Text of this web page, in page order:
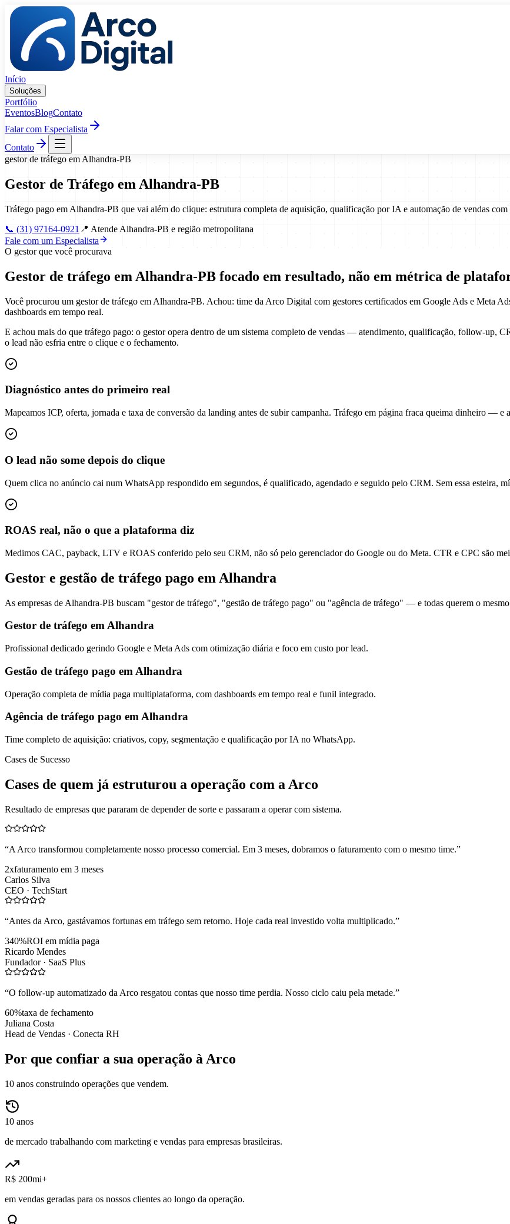
Pular para o conteúdo
Início
Soluções
Portfólio
EventosBlogContato
Falar com Especialista
Contato
gestor de tráfego em Alhandra-PB
Gestor de Tráfego em Alhandra-PB
Tráfego pago em Alhandra-PB que vai além do clique: estrutura completa de aquisição, qualificação por IA e automação de vendas
📞 (31) 97164-0921 📍 Atende Alhandra-PB e região metropolitana
Fale com um Especialista
O gestor que você procurava
Gestor de tráfego em Alhandra-PB focado em resultado, não em métrica de
Você procurou um gestor de tráfego em Alhandra-PB. Achou: time da Arco Digital com gestores certificados em Google Ads e Meta
dashboards em tempo real.
E achou mais do que tráfego pago: o gestor opera dentro de um sistema completo de vendas — atendimento, qualificação, follow-up,
o lead não esfria entre o clique e o fechamento.
Diagnóstico antes do primeiro real
Mapeamos ICP, oferta, jornada e taxa de conversão da landing antes de subir campanha. Tráfego em página fraca queima dinheiro — e
O lead não some depois do clique
Quem clica no anúncio cai num WhatsApp respondido em segundos, é qualificado, agendado e seguido pelo CRM. Sem essa esteira,
ROAS real, não o que a plataforma diz
Medimos CAC, payback, LTV e ROAS conferido pelo seu CRM, não só pelo gerenciador do Google ou do Meta. CTR e CPC são
Gestor e gestão de tráfego pago em Alhandra
As empresas de Alhandra-PB buscam "gestor de tráfego", "gestão de tráfego pago" ou "agência de tráfego" — e todas querem o
Gestor de tráfego em Alhandra
Profissional dedicado gerindo Google e Meta Ads com otimização diária e foco em custo por lead.
Gestão de tráfego pago em Alhandra
Operação completa de mídia paga multiplataforma, com dashboards em tempo real e funil integrado.
Agência de tráfego pago em Alhandra
Time completo de aquisição: criativos, copy, segmentação e qualificação por IA no WhatsApp.
Cases de Sucesso
Cases de quem já estruturou a operação com a Arco
Resultado de empresas que pararam de depender de sorte e passaram a operar com sistema.
“A Arco transformou completamente nosso processo comercial. Em 3 meses, dobramos o faturamento com o mesmo time.”
2xfaturamento em 3 meses
Carlos Silva
CEO · TechStart
“Antes da Arco, gastávamos fortunas em tráfego sem retorno. Hoje cada real investido volta multiplicado.”
340%ROI em mídia paga
Ricardo Mendes
Fundador · SaaS Plus
“O follow-up automatizado da Arco resgatou contas que nosso time perdia. Nosso ciclo caiu pela metade.”
60%taxa de fechamento
Juliana Costa
Head de Vendas · Conecta RH
Por que confiar a sua operação à Arco
10 anos construindo operações que vendem.
10 anos
de mercado trabalhando com marketing e vendas para empresas brasileiras.
R$ 200mi+
em vendas geradas para os nossos clientes ao longo da operação.